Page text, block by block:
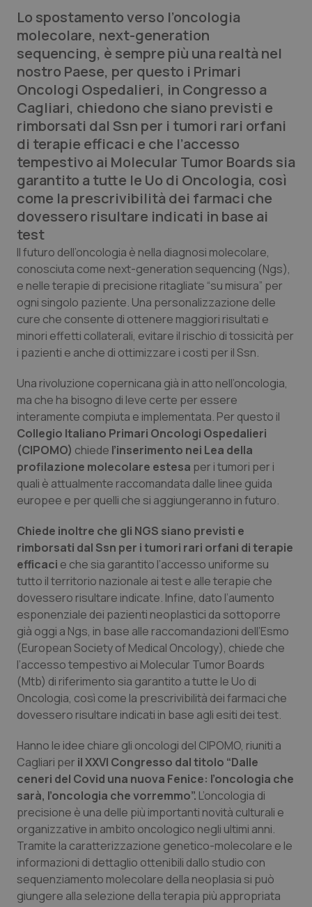
Lettere al direttore
Edizioni Regionali
QS Pro
Professionisti Sanitari.AI
Abruzzo
Basilicata
Calabria
Campania
Emilia-Romagna
Friuli Venezia Giulia
Liguria
Lombardia
Marche
Piemonte
Provincia Autonoma di Bolzano
Provincia Autonoma di Trento
Puglia
Sardegna
Toscana
Umbria
Valle D’Aosta
Veneto
QS Pro Gold
Artrite & artrosi
Asma & BPCO
Car-T
Colesterolo & coronaropatie
Dermatite Atopica
Disturbi dell’umore
Dolore
Donna & Salute
HIV
Infezioni & Febbre
Ipertensione & Scompenso
Malattie rare
Malattia di Crohn & Rettocolite Ulcerosa
Obesità
Oftalmologia
Oncodermatologia
Oncoematologia
QS Club Newsletter
Lo spostamento verso l’oncologia
molecolare, next-generation
sequencing, è sempre più una realtà nel
nostro Paese, per questo i Primari
Oncologi Ospedalieri, in Congresso a
Cagliari, chiedono che siano previsti e
rimborsati dal Ssn per i tumori rari orfani
di terapie efficaci e che l’accesso
tempestivo ai Molecular Tumor Boards sia
garantito a tutte le Uo di Oncologia, così
come la prescrivibilità dei farmaci che
dovessero risultare indicati in base ai
test
Il futuro dell’oncologia è nella diagnosi molecolare,
conosciuta come next-generation sequencing (Ngs),
e nelle terapie di precisione ritagliate “su misura” per
ogni singolo paziente. Una personalizzazione delle
cure che consente di ottenere maggiori risultati e
minori effetti collaterali, evitare il rischio di tossicità per
i pazienti e anche di ottimizzare i costi per il Ssn.
Una rivoluzione copernicana già in atto nell’oncologia,
ma che ha bisogno di leve certe per essere
interamente compiuta e implementata. Per questo il
Collegio Italiano Primari Oncologi Ospedalieri
(CIPOMO) chiede l’inserimento nei Lea della
profilazione molecolare estesa per i tumori per i
quali è attualmente raccomandata dalle linee guida
europee e per quelli che si aggiungeranno in futuro.
Chiede inoltre che gli NGS siano previsti e
rimborsati dal Ssn per i tumori rari orfani di terapie
efficaci e che sia garantito l’accesso uniforme su
tutto il territorio nazionale ai test e alle terapie che
dovessero risultare indicate. Infine, dato l’aumento
esponenziale dei pazienti neoplastici da sottoporre
già oggi a Ngs, in base alle raccomandazioni dell’Esmo
(European Society of Medical Oncology), chiede che
l’accesso tempestivo ai Molecular Tumor Boards
(Mtb) di riferimento sia garantito a tutte le Uo di
Oncologia, così come la prescrivibilità dei farmaci che
dovessero risultare indicati in base agli esiti dei test.
Hanno le idee chiare gli oncologi del CIPOMO, riuniti a
Cagliari per ilXXVI Congresso dal titolo “Dalle
ceneri del Covid una nuova Fenice: l’oncologia che
sarà, l’oncologia che vorremmo”. L’oncologia di
precisione è una delle più importanti novità culturali e
organizzative in ambito oncologico negli ultimi anni.
Tramite la caratterizzazione genetico-molecolare e le
informazioni di dettaglio ottenibili dallo studio con
sequenziamento molecolare della neoplasia si può
giungere alla selezione della terapia più appropriata